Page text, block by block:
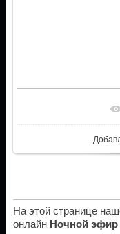
На этой странице
онлайн Ночной эфир